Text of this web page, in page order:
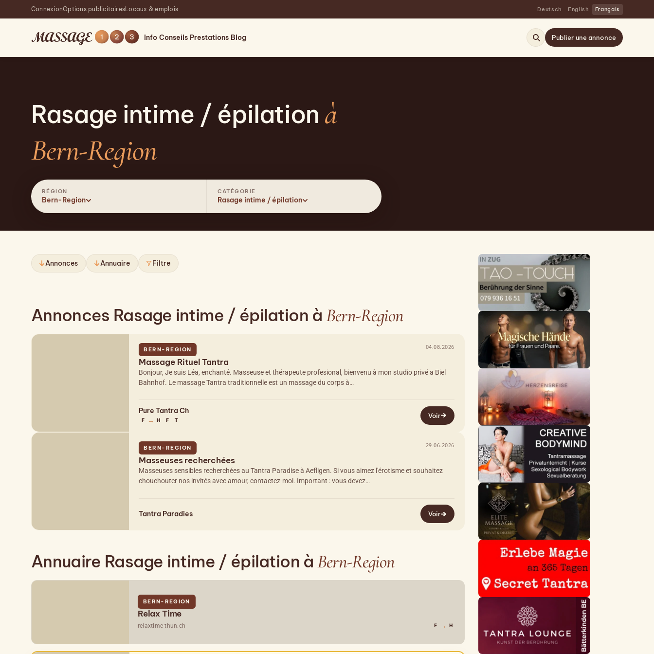
ConnexionOptions publicitairesLocaux & emplois Deutsch English Français
Info Conseils Prestations Blog Publier une annonce
Rasage intime / épilation à
Bern-Region
RÉGION
Bern-Region
CATÉGORIE
Rasage intime / épilation
Annonces Annuaire Filtre
Annonces Rasage intime / épilation à Bern-Region
BERN-REGION 04.08.2026
Massage Rituel Tantra
Bonjour, Je suis Léa, enchanté. Masseuse et thérapeute profesional, bienvenu à mon studio privé a Biel
Bahnhof. Le massage Tantra traditionnelle est un massage du corps à…
Pure Tantra Ch
F → H F T
Voir
BERN-REGION 29.06.2026
Masseuses recherchées
Masseuses sensibles recherchées au Tantra Paradise à Aefligen. Si vous aimez l'érotisme et souhaitez
chouchouter nos invités avec amour, contactez-moi. Important : vous devez…
Tantra Paradies Voir
Annuaire Rasage intime / épilation à Bern-Region
BERN-REGION
Relax Time
relaxtime-thun.ch F → H